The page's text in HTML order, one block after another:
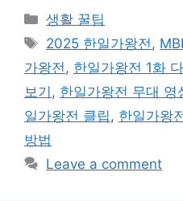
Categories
생활 꿀팁
Tags
2025 한일가왕전 ,
가왕전 , 한일가왕전 1화
보기 , 한일가왕전 무대 영
일가왕전 클립 , 한일가왕
방법
Leave a comment